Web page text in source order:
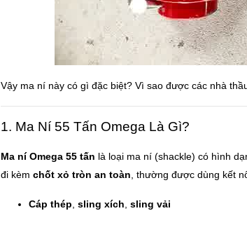
Vậy ma ní này có gì đặc biệt? Vì sao được các nhà
1. Ma Ní 55 Tấn Omega Là Gì?
Ma ní Omega 55 tấn là loại ma ní (shackle) có hình
đi kèm chốt xỏ tròn an toàn , thường được dùng kết
Cáp thép sling xích sling vải